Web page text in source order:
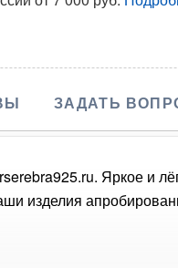
ЗАДАТЬ
Яркое и
изделия